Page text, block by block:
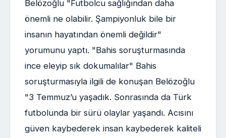
Belözoğlu "Futbolcu sağlığından daha
önemli ne olabilir. Şampiyonluk bile bir
insanın hayatından önemli değildir"
yorumunu yaptı. "Bahis soruşturmasında
ince eleyip sık dokumalılar" Bahis
soruşturmasıyla ilgili de konuşan Belözoğlu
"3 Temmuz’u yaşadık. Sonrasında da Türk
futbolunda bir sürü olaylar yaşandı. Acısını
güven kaybederek insan kaybederek kaliteli